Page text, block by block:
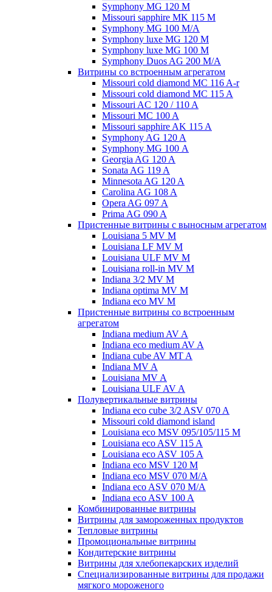
Symphony MG 120 M
Missouri sapphire MK 115 M
Symphony MG 100 M/А
Symphony luxe MG 120 M
Symphony luxe MG 100 M
Symphony Duos AG 200 M/A
Витрины со встроенным агрегатом
Missouri cold diamond MC 116 A-r
Missouri cold diamond MC 115 A
Missouri AC 120 / 110 A
Missouri MC 100 A
Missouri sapphire AK 115 A
Symphony AG 120 A
Symphony MG 100 А
Georgia AG 120 A
Sonata AG 119 A
Minnesota AG 120 A
Carolina AG 108 A
Opera AG 097 A
Prima AG 090 A
Пристенные витрины с выносным агрегатом
Louisiana 5 MV M
Louisiana LF MV M
Louisiana ULF MV M
Louisiana roll-in MV M
Indiana 3/2 MV M
Indiana optima MV M
Indiana eco MV M
Пристенные витрины со встроенным
агрегатом
Indiana medium AV A
Indiana eco medium AV A
Indiana cube AV MT A
Indiana MV A
Louisiana MV A
Louisiana ULF AV A
Полувертикальные витрины
Indiana eco cube 3/2 ASV 070 A
Missouri cold diamond island
Louisiana eco MSV 095/105/115 M
Louisiana eco ASV 115 A
Louisiana eco ASV 105 A
Indiana eco MSV 120 M
Indiana eco MSV 070 M/A
Indiana eco ASV 070 M/A
Indiana eco ASV 100 A
Комбинированные витрины
Витрины для замороженных продуктов
Тепловые витрины
Промоциональные витрины
Кондитерские витрины
Витрины для хлебопекарских изделий
Специализированные витрины для продажи
мягкого мороженого